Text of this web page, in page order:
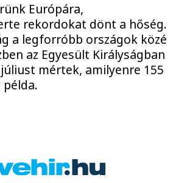
Európára,
rekordokat dönt a hőség.
a legforróbb országok közé
az Egyesült Királyságban
mértek, amilyenre 155